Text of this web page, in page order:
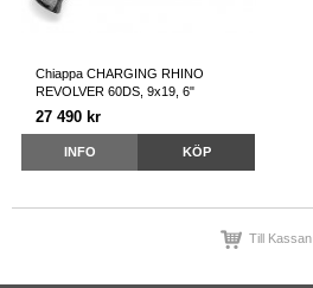
Chiappa CHARGING RHINO
REVOLVER 60DS, 9x19, 6"
27 490 kr
INFO KÖP
Till Kassan